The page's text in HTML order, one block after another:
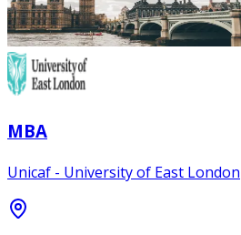
MBA
Unicaf - University of East London